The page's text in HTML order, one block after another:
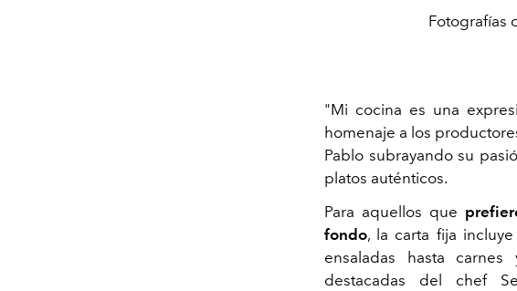
Fotografías
"Mi cocina es una
homenaje a los
Pablo subrayando su
platos auténticos.
Para aquellos que
fondo, la carta fija
ensaladas hasta
destacadas del chef